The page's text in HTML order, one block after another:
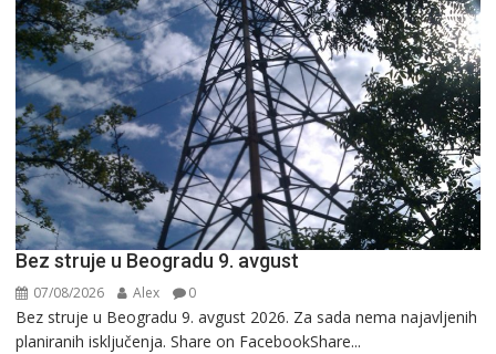
Bez struje u Beogradu 9. avgust
07/08/2026 Alex 0
Bez struje u Beogradu 9. avgust 2026. Za sada nema najavljenih
planiranih isključenja. Share on FacebookShare...